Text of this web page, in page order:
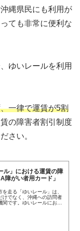
縄県民にも利用が
ても非常に便利な
ゆいレールを利用
一律で運賃が5割
の障害者割引制度
さい。
ル」における運賃の障
障がい者用カード」
走る「ゆいレール」は、
けでなく、沖縄への訪問者
です。ゆいレールにおい